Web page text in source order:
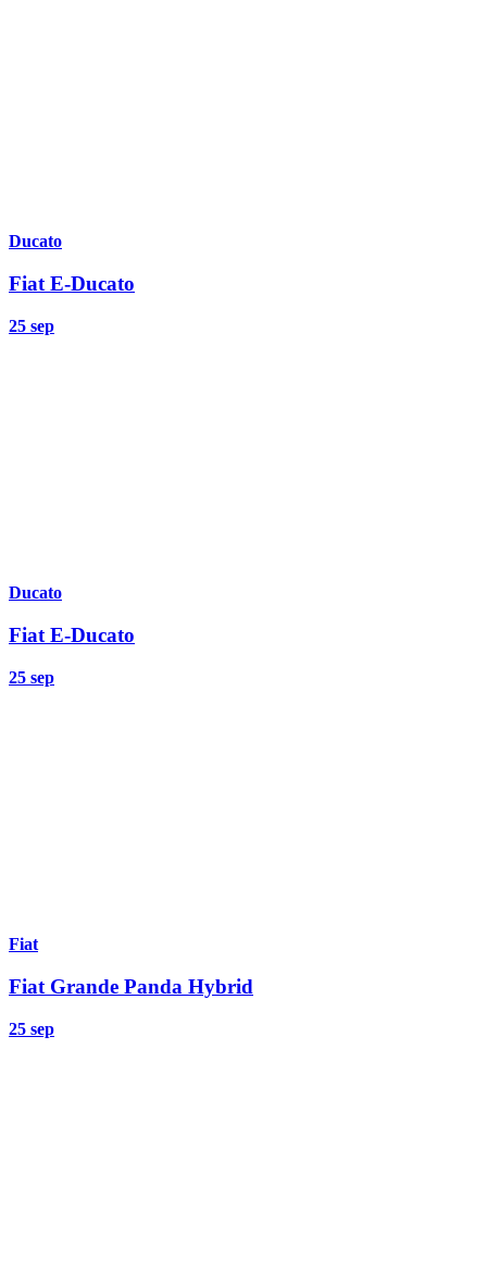
Ducato
Fiat E-Ducato
25 sep
Ducato
Fiat E-Ducato
25 sep
Fiat
Fiat Grande Panda Hybrid
25 sep